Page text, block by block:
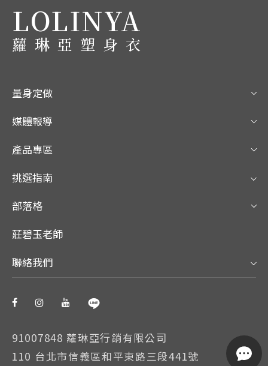
LOLINYA
蘿琳亞塑身衣
量身定做
媒體報導
產品專區
挑選指南
部落格
莊碧玉老師
聯絡我們
91007848 蘿琳亞行銷有限公司
110 台北市信義區和平東路三段441號